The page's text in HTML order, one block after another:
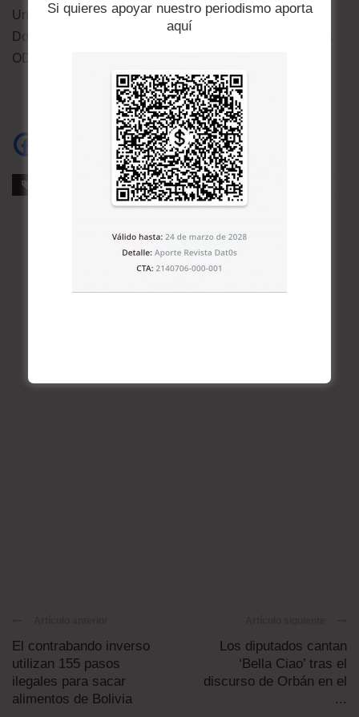
Unidas para ayudar a lograr un mundo cada vez mejor.
Donde todos sean libres de moverse. Iniciativas para los
ODS: https://global.toyota/en/sustainability/sdgs/
Cambio energético Empresa
El contrabando inverso
utilizan 155 pasos
ilegales para sacar
alimentos de Bolivia
Los diputados cantan
‘Bella Ciao’ tras el
discurso de Orbán en el
...
Si quieres apoyar nuestro periodismo aporta
aquí